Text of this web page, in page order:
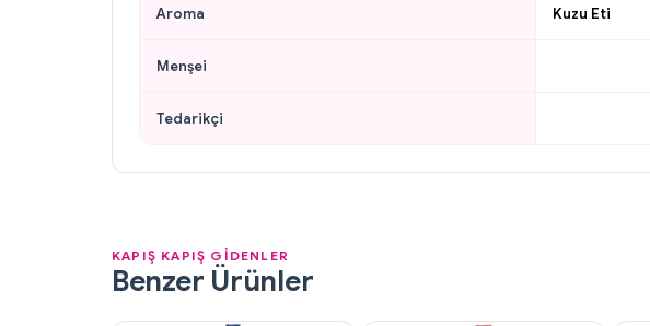
Aroma Kuzu Eti
Menşei
Tedarikçi
KAPIŞ KAPIŞ GİDENLER
Benzer Ürünler